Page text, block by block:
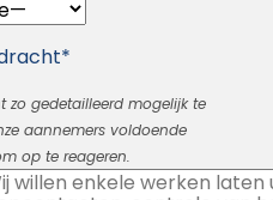
zo gedetailleerd mogelijk te
aannemers voldoende
op te reageren.